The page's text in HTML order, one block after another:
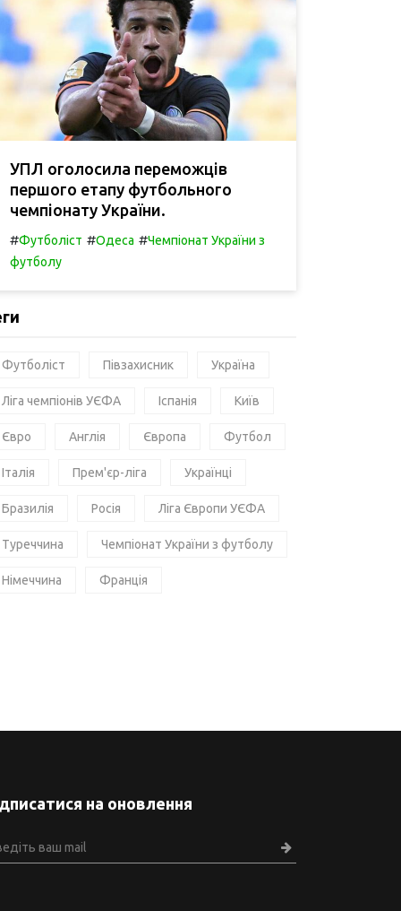
УПЛ оголосила переможців
першого етапу футбольного
чемпіонату України.
#Футболіст #Одеса #Чемпіонат України з
футболу
Футболіст Півзахисник Україна
Ліга чемпіонів УЄФА Іспанія Київ
Євро Англія Європа Футбол
Італія Прем'єр-ліга Українці
Бразилія Росія Ліга Європи УЄФА
Туреччина Чемпіонат України з футболу
Німеччина Франція
на оновлення